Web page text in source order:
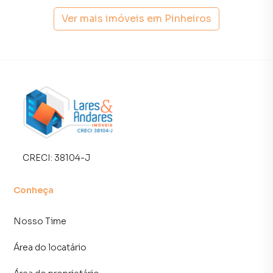
Aqui você encontra milhares de ofertas para encontrar o
imóvel que mais combina com seu estilo de vida.
você consegue comprar ou alugar um imóvel em São Paulo
mesmo não estando na cidade e com a praticidade de
fazer tudo online, direto do seu computador ou
smartphone. Nós criamos soluções inovadoras para
compradores com o mercado imobiliário.
Anuncie seu imóvel! É fácil, rápido e gratuito! A Lares e
Andares Imóveis é uma imobiliária digital com imóveis em
Na Lares e Andares Imóveis você consegue vender ou
tradicionais. Já vendemos e locamos diversos imóveis em
Ver mais imóveis em Pinheiros
CRECI: 38104-J
Conheça
Nosso Time
Área do locatário